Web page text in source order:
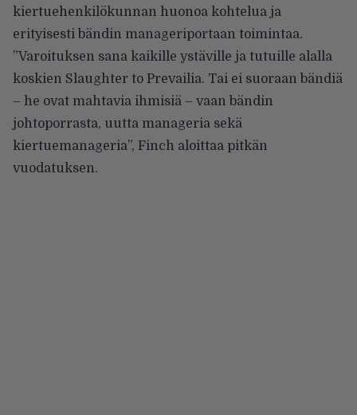
kiertuehenkilökunnan huonoa kohtelua ja
erityisesti bändin manageriportaan toimintaa.
”Varoituksen sana kaikille ystäville ja tutuille alalla
koskien Slaughter to Prevailia. Tai ei suoraan bändiä
– he ovat mahtavia ihmisiä – vaan bändin
johtoporrasta, uutta manageria sekä
kiertuemanageria”, Finch aloittaa pitkän
vuodatuksen.